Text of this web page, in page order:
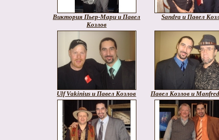
Виктория Пьер-Мари и Павел
Козлов
Sandra и Павел
Ulf Vakinius и Павел Козлов Павел Козлов и